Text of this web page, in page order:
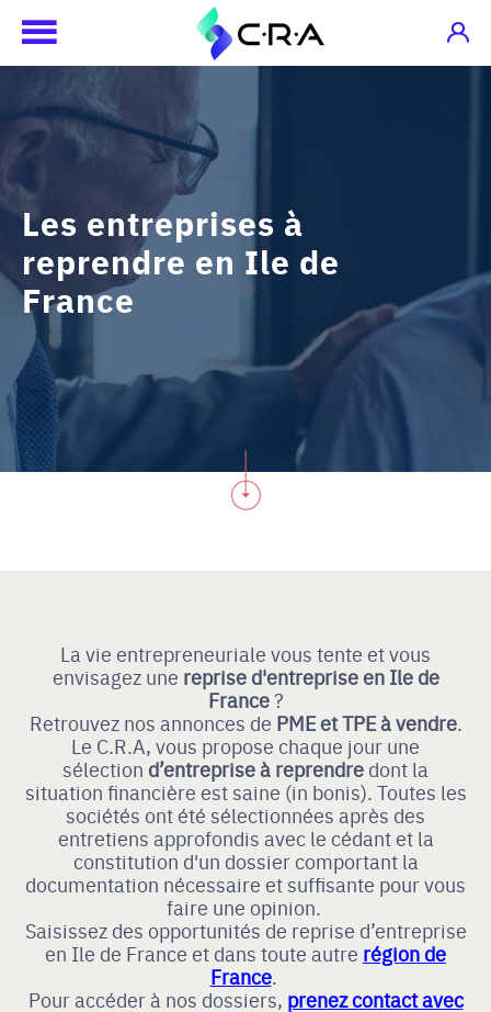
Les entreprises à
reprendre en Ile de
France
La vie entrepreneuriale vous tente et vous
envisagez une reprise d'entreprise en Ile de
France?
Retrouvez nos annonces de PME et TPE à vendre.
Le C.R.A, vous propose chaque jour une
sélection d’entreprise à reprendre dont la
situation financière est saine (in bonis). Toutes les
sociétés ont été sélectionnées après des
entretiens approfondis avec le cédant et la
constitution d'un dossier comportant la
documentation nécessaire et suffisante pour vous
faire une opinion.
Saisissez des opportunités de reprise d’entreprise
en Ile de France et dans toute autre région de
France.
Pour accéder à nos dossiers, prenez contact avec